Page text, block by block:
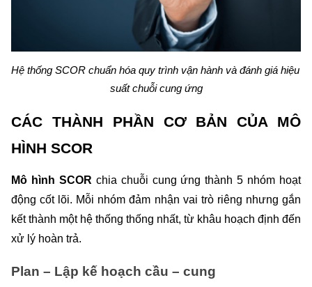
Hệ thống SCOR chuẩn hóa quy trình vận hành và đánh giá hiệu
suất chuỗi cung ứng
CÁC THÀNH PHẦN CƠ BẢN CỦA MÔ
HÌNH SCOR
Mô hình SCOR chia chuỗi cung ứng thành 5 nhóm hoạt
động cốt lõi. Mỗi nhóm đảm nhận vai trò riêng nhưng gắn
kết thành một hệ thống thống nhất, từ khâu hoạch định đến
xử lý hoàn trả.
Plan – Lập kế hoạch cầu – cung